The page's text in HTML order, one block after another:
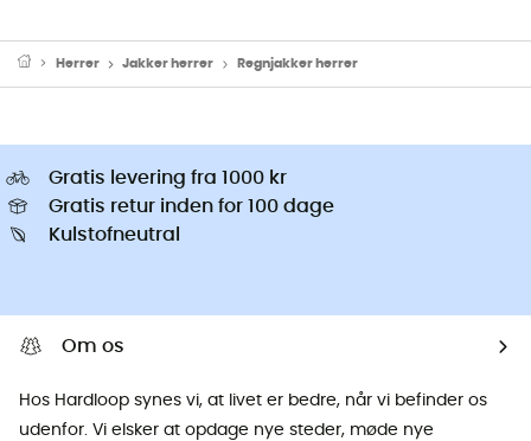
Herrer Jakker herrer Regnjakker herrer
Gratis levering fra 1000 kr
Gratis retur inden for 100 dage
Kulstofneutral
Om os
Hos Hardloop synes vi, at livet er bedre, når vi befinder os
udenfor. Vi elsker at opdage nye steder, møde nye